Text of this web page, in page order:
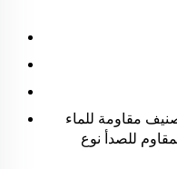
للصدأ نوع